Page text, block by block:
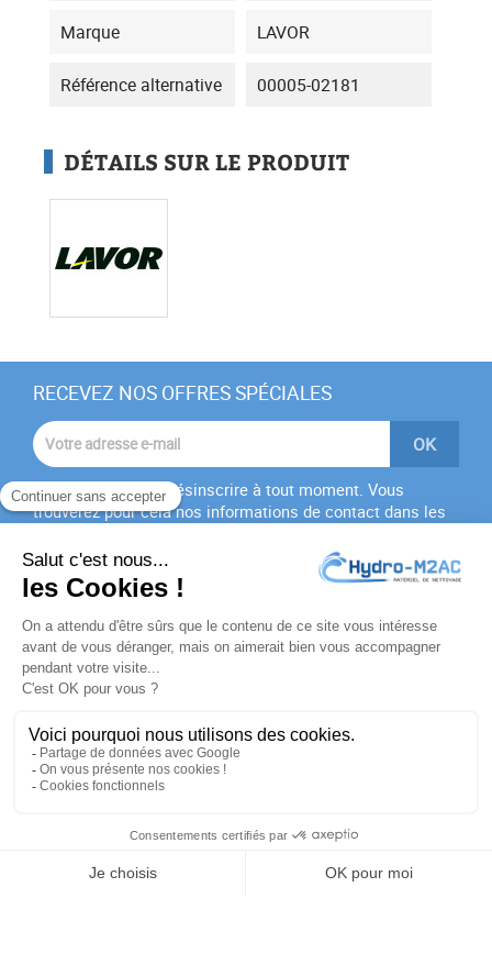
Marque LAVOR
Référence alternative 00005-02181
DÉTAILS SUR LE PRODUIT
RECEVEZ NOS OFFRES SPÉCIALES
Vous pouvez vous désinscrire à tout moment. Vous
trouverez pour cela nos informations de contact dans les
J'accepte lesconditions générales
politique de
confidentialité
PRODUITS
NOTRE SOCIÉTÉ
VOTRE COMPTE